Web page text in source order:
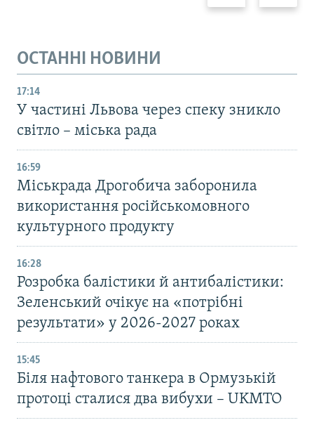
ОСТАННІ НОВИНИ
17:14
У частині Львова через спеку зникло
світло – міська рада
16:59
Міськрада Дрогобича заборонила
використання російськомовного
культурного продукту
16:28
Розробка балістики й антибалістики:
Зеленський очікує на «потрібні
результати» у 2026-2027 роках
15:45
Біля нафтового танкера в Ормузькій
протоці сталися два вибухи – UKMTO